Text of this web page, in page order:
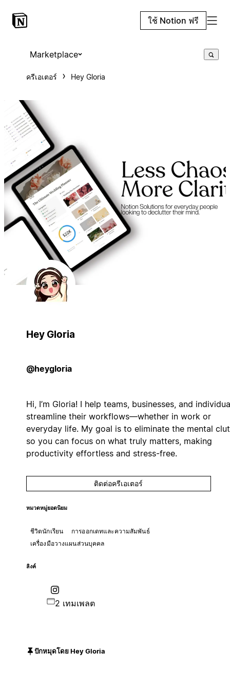
ใช้ Notion ฟรี
Marketplace
ครีเอเตอร์ Hey Gloria
Hey Gloria
@heygloria
Hi, I’m Gloria! I help teams, businesses, and
streamline their workflows—whether in work or
everyday life. My goal is to eliminate the mental
so you can focus on what truly matters, making
productivity effortless and stress-free.
ติดต่อครีเอเตอร์
หมวดหมู่ยอดนิยม
ชีวิตนักเรียน
การออกเดทและความสัมพันธ์
เครื่องมือวางแผนส่วนบุคคล
ลิงค์
2 เทมเพลต
ปักหมุดโดย Hey Gloria